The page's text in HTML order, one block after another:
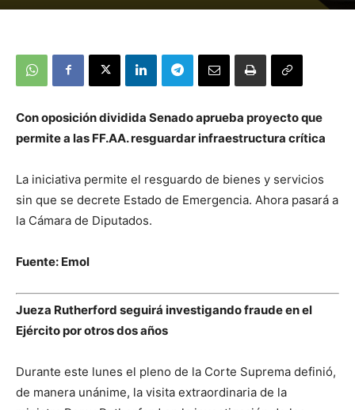
Con oposición dividida Senado aprueba proyecto que
permite a las FF.AA. resguardar infraestructura crítica
La iniciativa permite el resguardo de bienes y servicios
sin que se decrete Estado de Emergencia. Ahora pasará a
la Cámara de Diputados.
Fuente: Emol
Jueza Rutherford seguirá investigando fraude en el
Ejército por otros dos años
Durante este lunes el pleno de la Corte Suprema definió,
de manera unánime, la visita extraordinaria de la